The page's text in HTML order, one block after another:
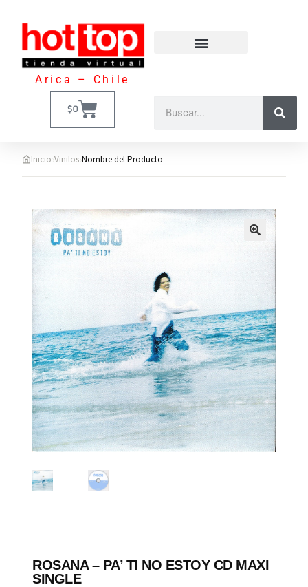
Arica – Chile
$0
Inicio›Vinilos›Nombre del Producto
ROSANA ‎– PA’ TI NO ESTOY CD MAXI
SINGLE